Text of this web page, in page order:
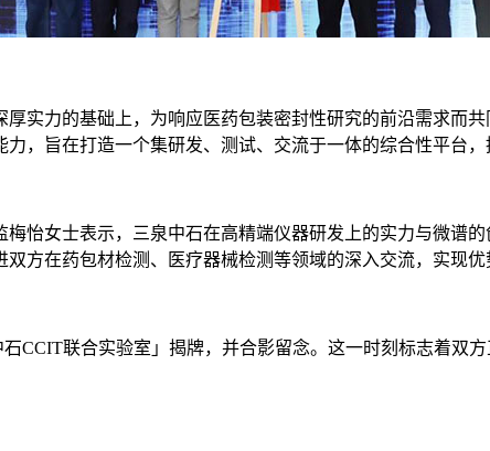
力的基础上，为响应医药包装密封性研究的前沿需求而
，旨在打造一个集研发、测试、交流于一体的综合性平台，
女士表示，三泉中石在高精端仪器研发上的实力与微谱
方在药包材检测、医疗器械检测等领域的深入交流，实现
联合实验室」揭牌，并合影留念。这一时刻标志着双方